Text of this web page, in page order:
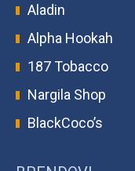
Aladin
Alpha Hookah
187 Tobacco
Nargila Shop
BlackCoco’s